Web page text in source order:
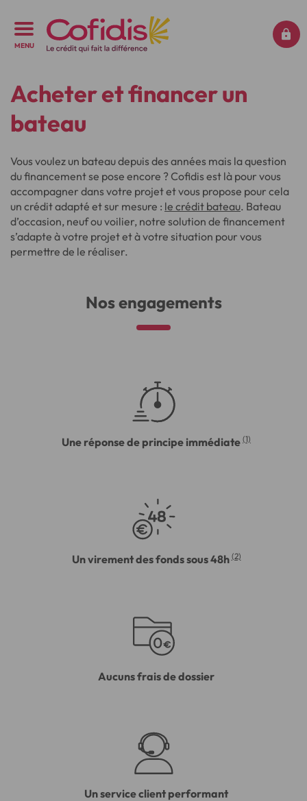
MENU
Acheter et financer un
bateau
Vous voulez un bateau depuis des années mais la question
du financement se pose encore ? Cofidis est là pour vous
accompagner dans votre projet et vous propose pour cela
un crédit adapté et sur mesure : le crédit bateau. Bateau
d’occasion, neuf ou voilier, notre solution de financement
s’adapte à votre projet et à votre situation pour vous
permettre de le réaliser.
Nos engagements
Une réponse de principe immédiate (1)
Un virement des fonds sous 48h (2)
Aucuns frais de dossier
Un service client performant